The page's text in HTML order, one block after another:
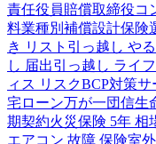
責任役員賠償取締役コ
料業種別 補償設計保険
き リスト 引っ越し や
し 届出引っ越し ライ
ィス リスクBCP対策サ
宅ローン万が一団信生
期契約火災保険 5年 相
エアコン 故障 保険室